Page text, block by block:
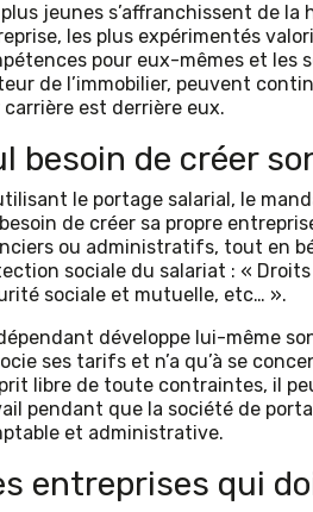
jeunes s’affranchissent de la
les plus expérimentés
pour eux-mêmes et les
de l’immobilier, peuvent
carrière est derrière eux.
besoin de créer
le portage salarial, le
de créer sa propre
ou administratifs, tout en
sociale du salariat : «
sociale et mutuelle, etc… ».
développe lui-même
ses tarifs et n’a qu’à se
libre de toute contraintes, il
pendant que la société de
et administrative.
entreprises qui